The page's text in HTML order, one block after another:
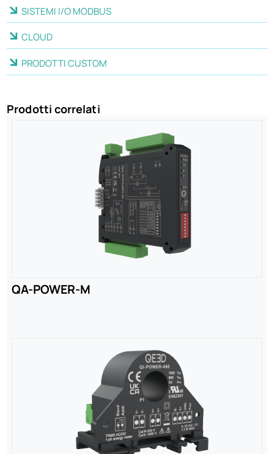
SISTEMI I/O MODBUS
CLOUD
PRODOTTI CUSTOM
Prodotti correlati
QA-POWER-M